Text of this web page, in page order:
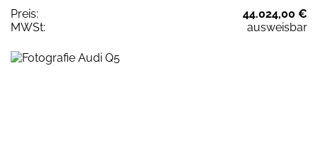
Preis:
44.024,00 €
MWSt:
ausweisbar